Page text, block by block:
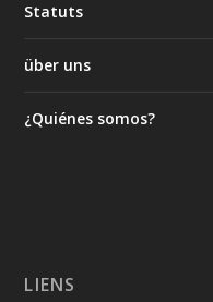
Statuts
über uns
¿Quiénes somos?
LIENS